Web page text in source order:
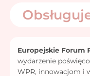
Europejskie Forum
wydarzenie
WPR, innowacjom i